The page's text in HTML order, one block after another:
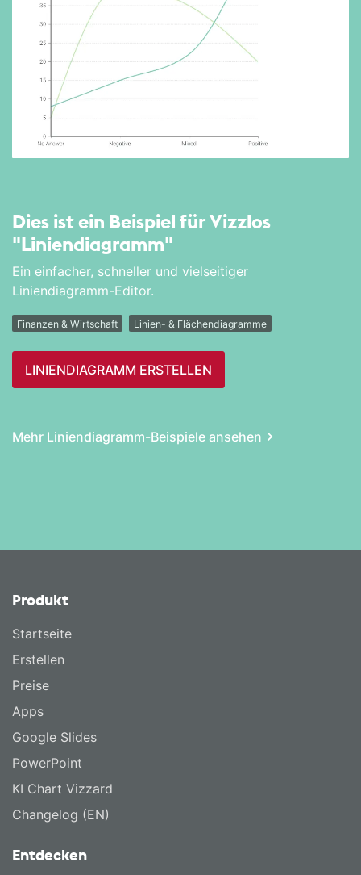
Dies ist ein Beispiel für Vizzlos
"Linien­diagramm"
Ein einfacher, schneller und vielseitiger
Liniendiagramm-Editor.
Finanzen & Wirtschaft Linien- & Flächendiagramme
LINIEN­DIAGRAMM ERSTELLEN
Mehr Linien­diagramm-Beispiele ansehen
Produkt
Startseite
Erstellen
Preise
Apps
Google Slides
PowerPoint
KI Chart Vizzard
Changelog (EN)
Entdecken